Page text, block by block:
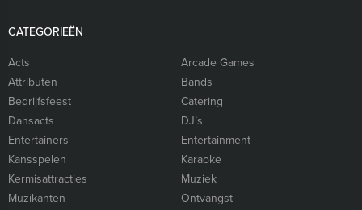
CATEGORIEËN
Acts
Arcade Games
Attributen
Bands
Bedrijfsfeest
Catering
Dansacts
DJ’s
Entertainers
Entertainment
Kansspelen
Karaoke
Kermisattracties
Muziek
Muzikanten
Ontvangst